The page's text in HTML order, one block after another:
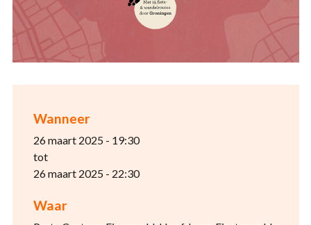
Wanneer
26 maart 2025 - 19:30
tot
26 maart 2025 - 22:30
Waar